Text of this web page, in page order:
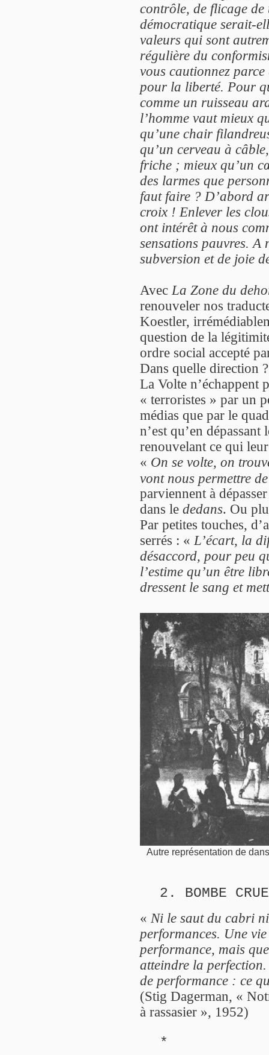
contrôle, de flicage de
démocratique serait-
valeurs qui sont
régulière du
vous cautionnez
pour la liberté. Pour
comme un ruisseau
l’homme vaut mieux
qu’une chair
qu’un cerveau à
friche ; mieux qu’un
des larmes que
faut faire ? D’abord
croix ! Enlever les
ont intérêt à nous
sensations pauvres. A
subversion et de joie
Avec La Zone du
renouveler nos
Koestler,
question de la
ordre social accepté
Dans quelle direction
La Volte n’échappent
« terroristes » par un
médias que par le
n’est qu’en
renouvelant ce qui
« On se volte, on
vont nous permettre
parviennent à
dans le dedans. Ou
Par petites touches,
serrés : «L’écart, la
désaccord, pour peu
l’estime qu’un être
dressent le sang et
Autre représentation de
2. BOMBE CRUE
« Ni le saut du cabri
performances. Une
performance, mais
atteindre la
de performance : ce
(Stig Dagerman, «
à rassasier », 1952)
*